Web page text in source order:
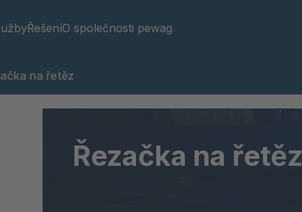
ŘešeníO společnosti pewag
na řetěz
Řezačka na řetěz